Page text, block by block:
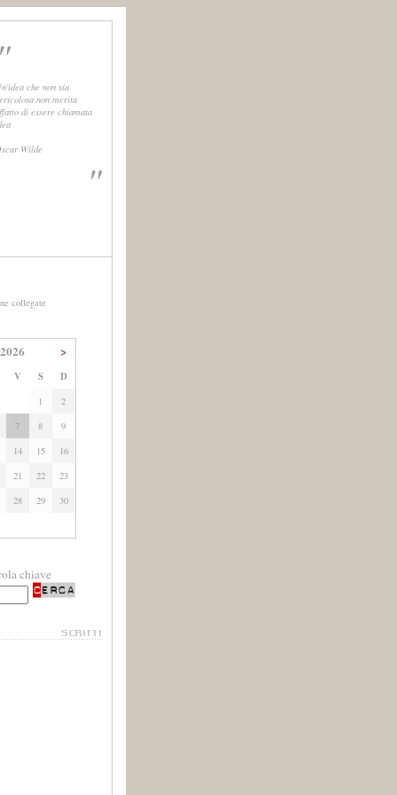
"
che non sia
non merita
di essere chiamata
Wilde
"
collegate
>
V S D
1
2
7 8
9
14 15
16
21 22
23
28 29
30
chiave